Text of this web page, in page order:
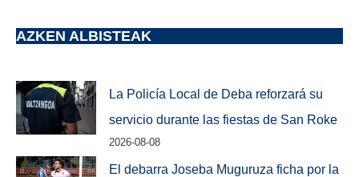
AZKEN ALBISTEAK
La Policía Local de Deba reforzará su
servicio durante las fiestas de San Roke
2026-08-08
El debarra Joseba Muguruza ficha por la